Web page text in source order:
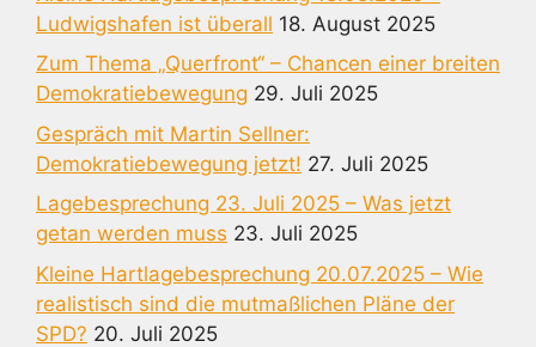
Ludwigshafen ist überall 18. August 2025
Zum Thema „Querfront“ – Chancen einer breiten
Demokratiebewegung 29. Juli 2025
Gespräch mit Martin Sellner:
Demokratiebewegung jetzt! 27. Juli 2025
Lagebesprechung 23. Juli 2025 – Was jetzt
getan werden muss 23. Juli 2025
Kleine Hartlagebesprechung 20.07.2025 – Wie
realistisch sind die mutmaßlichen Pläne der
SPD? 20. Juli 2025